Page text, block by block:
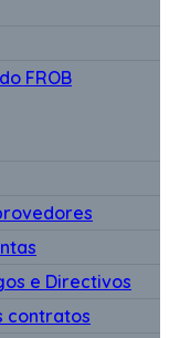
FROB
e Directivos
contratos